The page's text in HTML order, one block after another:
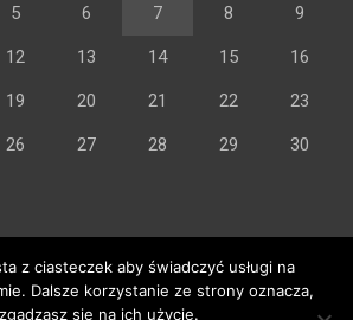
5 6 7 8 9
12 13 14 15 16
19 20 21 22 23
26 27 28 29 30
z ciasteczek aby świadczyć usługi na
Dalsze korzystanie ze strony oznacza,
się na ich użycie.